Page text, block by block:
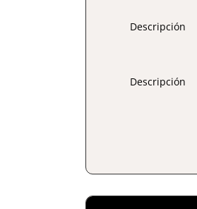
Descripción
Descripción